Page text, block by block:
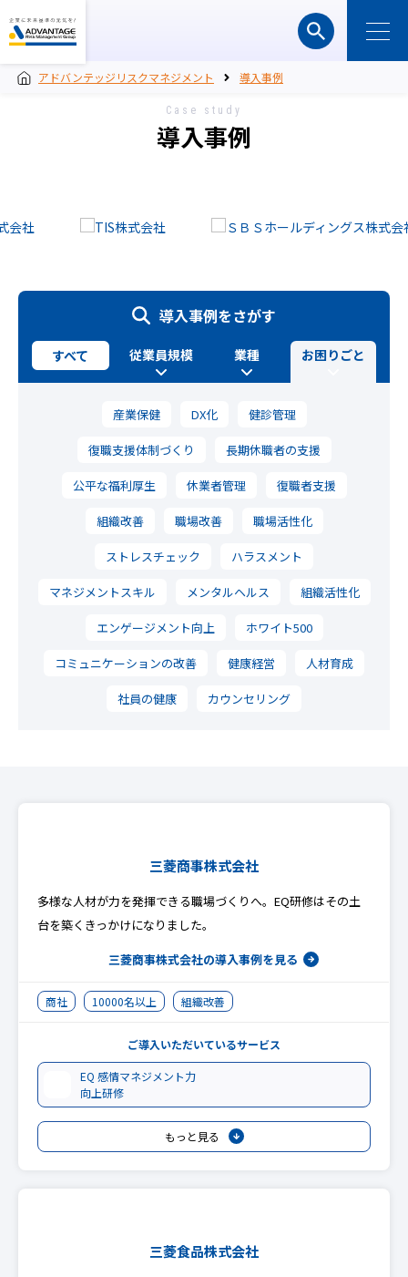
アドバンテッジリスクマネジメント 導入事例
Case study
導入事例
導入事例をさがす
すべて 従業員規模 業種 お困りごと
産業保健 DX化 健診管理
復職支援体制づくり 長期休職者の支援
公平な福利厚生 休業者管理 復職者支援
組織改善 職場改善 職場活性化
ストレスチェック ハラスメント
マネジメントスキル メンタルヘルス 組織活性化
エンゲージメント向上 ホワイト500
コミュニケーションの改善 健康経営 人材育成
社員の健康 カウンセリング
三菱商事株式会社
多様な人材が力を発揮できる職場づくりへ。EQ研修はその土
台を築くきっかけになりました。
三菱商事株式会社の導入事例を見る
商社 10000名以上 組織改善
ご導入いただいているサービス
EQ 感情マネジメント力
向上研修
もっと見る
三菱食品株式会社